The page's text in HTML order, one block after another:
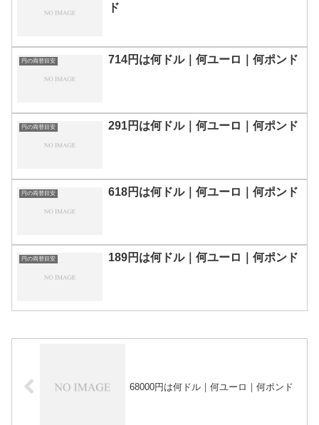
ド
円の両替目安 714円は何ドル｜何ユーロ｜何ポンド
円の両替目安 291円は何ドル｜何ユーロ｜何ポンド
円の両替目安 618円は何ドル｜何ユーロ｜何ポンド
円の両替目安 189円は何ドル｜何ユーロ｜何ポンド
68000円は何ドル｜何ユーロ｜何ポンド